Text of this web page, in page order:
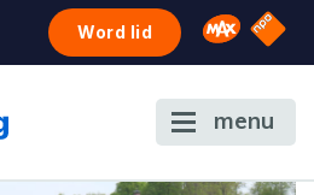
Word lid Omroep
NPO
menu